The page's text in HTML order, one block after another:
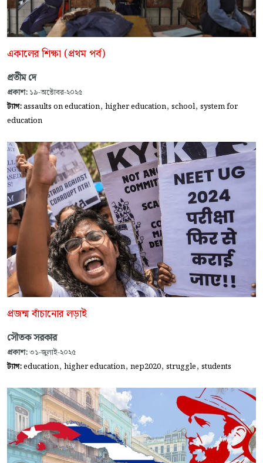
একালের শিক্ষা (প্রথম পর্ব)
প্রতীম দে
প্রকাশ: ১৯-অক্টোবর-২০২৫
ট্যাগ:assaults on education, higher education, school, system for
education
প্রজন্ম বাঁচানোর লড়াই
সৌতক সরকার
প্রকাশ:৩১-জুলাই-২০২৫
ট্যাগ:education, higher education, nep2020, struggle, students